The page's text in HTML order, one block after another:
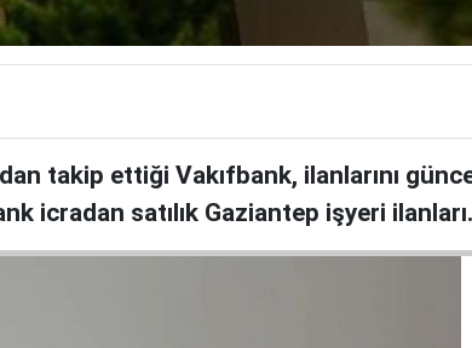
takip ettiği Vakıfbank, ilanlarını
icradan satılık Gaziantep işyeri